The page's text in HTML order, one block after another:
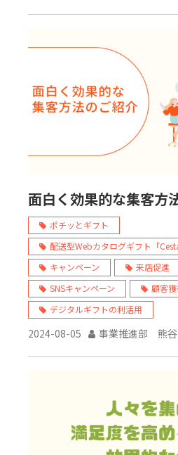
面白く効果的な集客方
ポチッとギフト
配送型Webカタログギフト「Cesta
キャンペーン
来店促進
SNSキャンペーン
顧客
デジタルギフトの利活用
2024-08-05 事業推進部 熊谷